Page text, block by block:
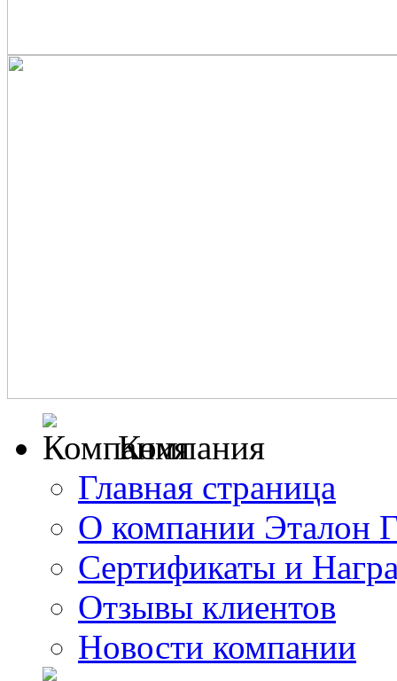
Компания
Главная страница
О компании Эталон
Сертификаты и
Отзывы клиентов
Новости компании